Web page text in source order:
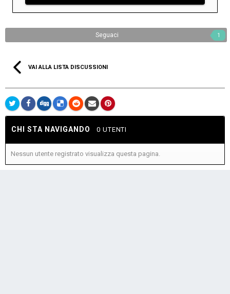
Seguaci 1
VAI ALLA LISTA DISCUSSIONI
CHI STA NAVIGANDO 0 UTENTI
Nessun utente registrato visualizza questa pagina.